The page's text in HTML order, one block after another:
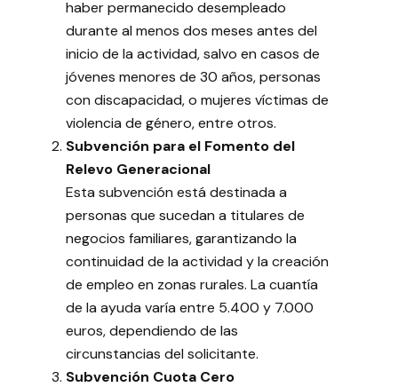
haber permanecido desempleado
durante al menos dos meses antes del
inicio de la actividad, salvo en casos de
jóvenes menores de 30 años, personas
con discapacidad, o mujeres víctimas de
violencia de género, entre otros.
Subvención para el Fomento del
Relevo Generacional
Esta subvención está destinada a
personas que sucedan a titulares de
negocios familiares, garantizando la
continuidad de la actividad y la creación
de empleo en zonas rurales. La cuantía
de la ayuda varía entre 5.400 y 7.000
euros, dependiendo de las
circunstancias del solicitante.
Subvención Cuota Cero